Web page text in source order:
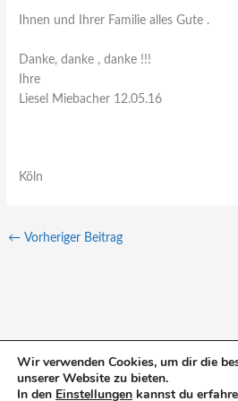
Ihnen und Ihrer Familie alles Gute .
Danke, danke , danke !!!
Ihre
Liesel Miebacher 12.05.16
Köln
← Vorheriger Beitrag
S
Wir verwenden Cookies, um dir die
unserer Website zu bieten.
In den Einstellungen kannst du